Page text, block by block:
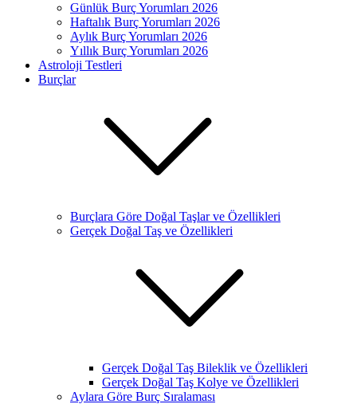
Günlük Burç Yorumları 2026
Haftalık Burç Yorumları 2026
Aylık Burç Yorumları 2026
Yıllık Burç Yorumları 2026
Astroloji Testleri
Burçlar
Burçlara Göre Doğal Taşlar ve Özellikleri
Gerçek Doğal Taş ve Özellikleri
Gerçek Doğal Taş Bileklik ve Özellikleri
Gerçek Doğal Taş Kolye ve Özellikleri
Aylara Göre Burç Sıralaması